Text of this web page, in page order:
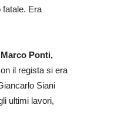
fatale. Era
Ponti,
il regista si era
Siani
ultimi lavori,